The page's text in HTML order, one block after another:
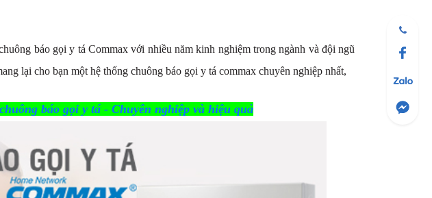
báo gọi y tá Commax với nhiều năm kinh nghiệm trong ngành và đội ngũ
lại cho bạn một hệ thống chuông báo gọi y tá commax chuyên nghiệp nhất,
báo gọi y tá - Chuyên nghiệp và hiệu quả